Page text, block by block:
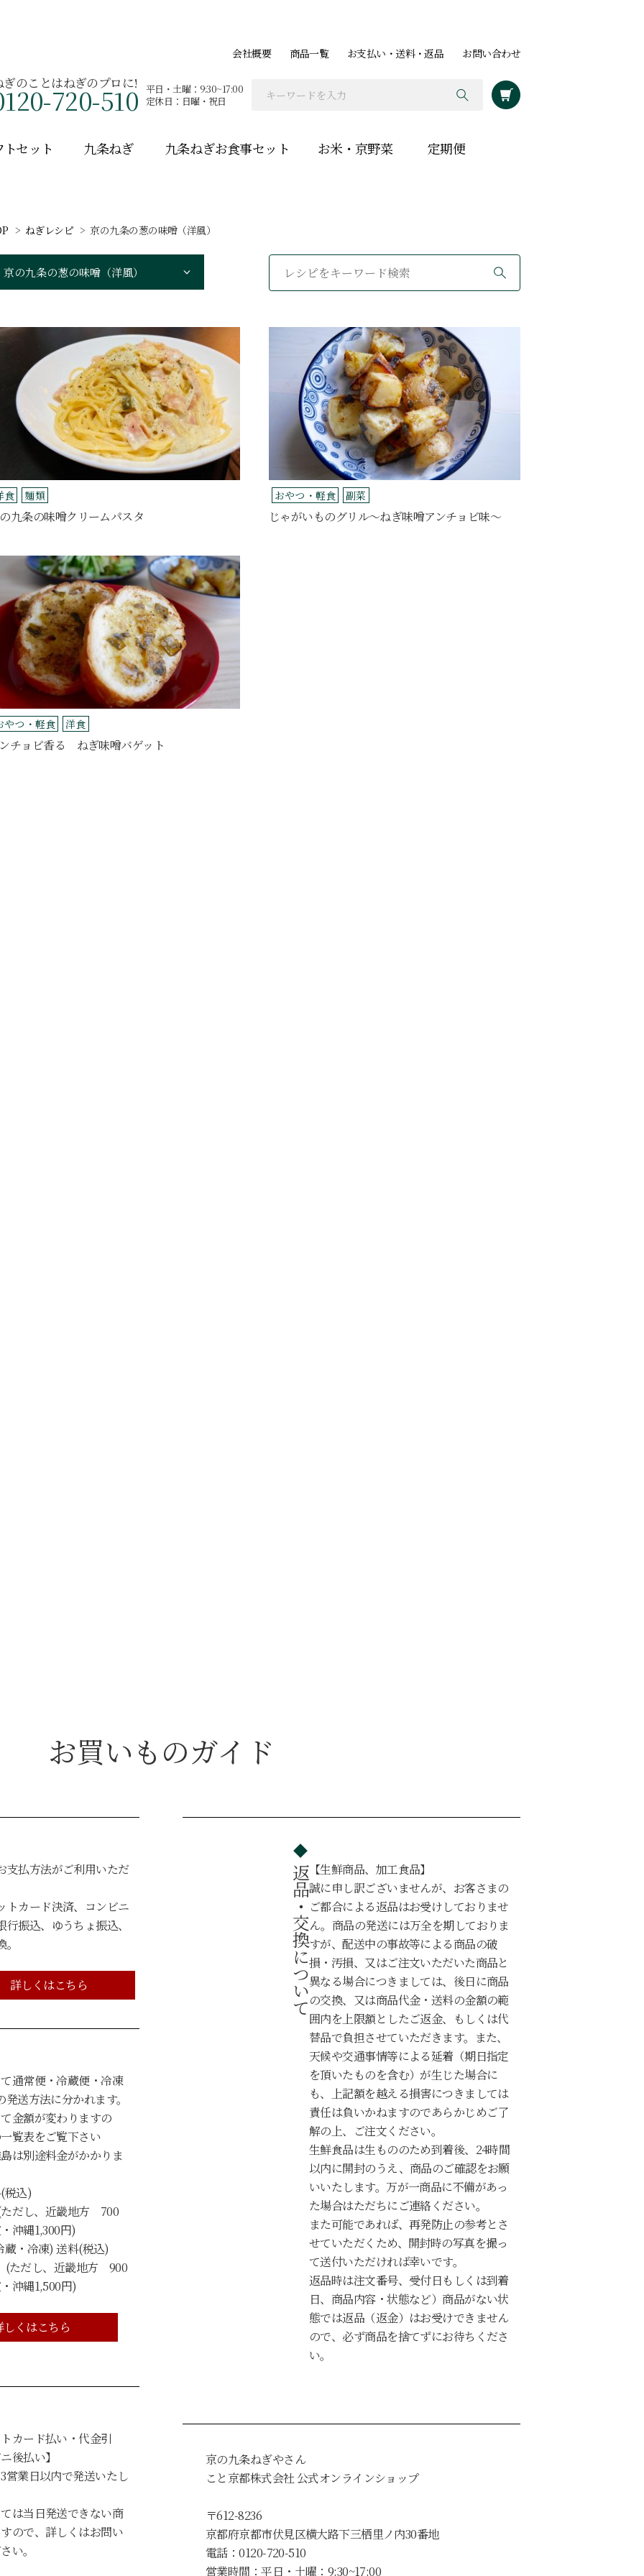
会社概要 商品一覧 お支払い・送料・返品 お問い合わせ
ぎのことはねぎのプロに!
720-510 平日・土曜：9:30~17:00
定休日：日曜・祝日
セット 九条ねぎ 九条ねぎお食事セット お米・京野菜 定期便
ねぎレシピ 京の九条の葱の味噌（洋風）
カテゴリーから探す
京の九条の葱の味噌（洋風）
食 麺類
九条の味噌クリームパスタ
おやつ・軽食 副菜
じゃがいものグリル～ねぎ味噌アンチョビ味～
やつ・軽食 洋食
チョビ香る ねぎ味噌バゲット
お買いものガイド
支払方法がご利用いただ
トカード決済、コンビニ
行振込、ゆうちょ振込、
詳しくはこちら
通常便・冷蔵便・冷凍
送方法に分かれます。
金額が変わりますの
覧表をご覧下さい
は別途料金がかかりま
込)
し、近畿地方 700
沖縄1,300円)
・冷凍) 送料(税込)
だし、近畿地方 900
沖縄1,500円)
しくはこちら
カード払い・代金引
後払い】
営業日以内で発送いたし
は当日発送できない商
ので、詳しくはお問い
い。
返品・交換について【生鮮商品、加工食品】
誠に申し訳ございませんが、お客さまの
ご都合による返品はお受けしておりませ
ん。商品の発送には万全を期しておりま
すが、配送中の事故等による商品の破
損・汚損、又はご注文いただいた商品と
異なる場合につきましては、後日に商品
の交換、又は商品代金・送料の金額の範
囲内を上限額としたご返金、もしくは代
替品で負担させていただきます。また、
天候や交通事情等による延着（期日指定
を頂いたものを含む）が生じた場合に
も、上記額を越える損害につきましては
責任は負いかねますのであらかじめご了
解の上、ご注文ください。
生鮮食品は生もののため到着後、24時間
以内に開封のうえ、商品のご確認をお願
いいたします。万が一商品に不備があっ
た場合はただちにご連絡ください。
また可能であれば、再発防止の参考とさ
せていただくため、開封時の写真を撮っ
て送付いただければ幸いです。
返品時は注文番号、受付日もしくは到着
日、商品内容・状態など）商品がない状
態では返品（返金）はお受けできません
ので、必ず商品を捨てずにお待ちくださ
い。
京の九条ねぎやさん
こと京都株式会社 公式オンラインショップ
〒612-8236
京都府京都市伏見区横大路下三栖里ノ内30番地
電話：0120-720-510
営業時間：平日・土曜：9:30~17:00